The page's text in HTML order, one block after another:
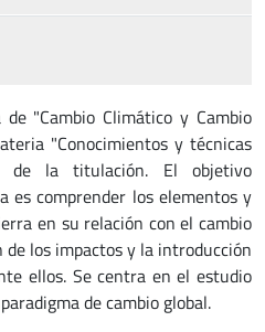
"Cambio Climático y Cambio
"Conocimientos y técnicas
de la titulación. El objetivo
es comprender los elementos y
en su relación con el cambio
los impactos y la introducción
ellos. Se centra en el estudio
de cambio global.